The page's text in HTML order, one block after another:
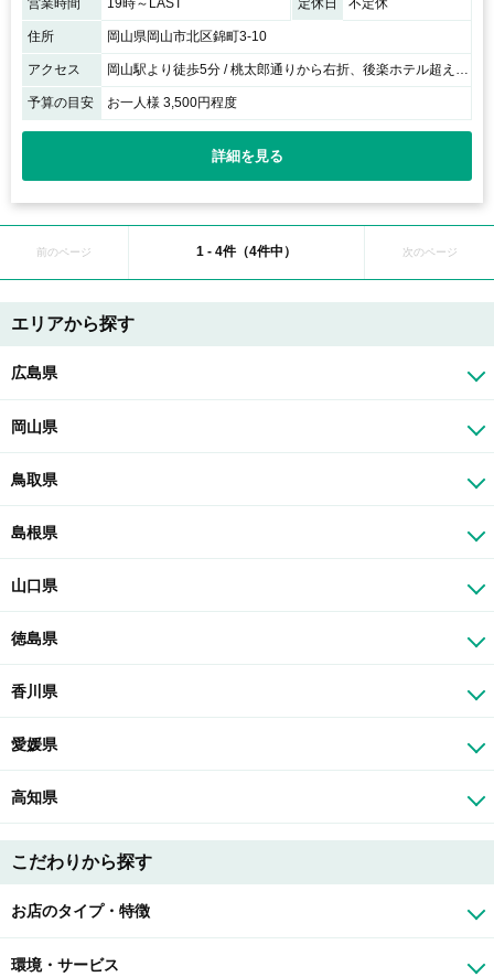
営業時間 19時～LAST 定休日 不定休
住所 岡山県岡山市北区錦町3-10
アクセス 岡山駅より徒歩5分 / 桃太郎通りから右折、後楽ホテル超えて右手すぐ！
予算の目安 お一人様 3,500円程度
詳細を見る
前のページ 1 - 4件（4件中） 次のページ
エリアから探す
広島県
岡山県
鳥取県
島根県
山口県
徳島県
香川県
愛媛県
高知県
こだわりから探す
お店のタイプ・特徴
環境・サービス